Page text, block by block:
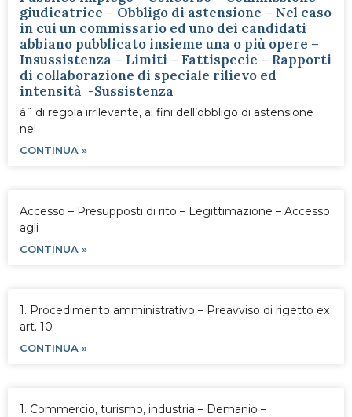
giudicatrice – Obbligo di astensione – Nel caso
in cui un commissario ed uno dei candidati
abbiano pubblicato insieme una o più opere –
Insussistenza – Limiti – Fattispecie – Rapporti
di collaborazione di speciale rilievo ed
intensità -Sussistenza
àˆ di regola irrilevante, ai fini dell’obbligo di astensione
nei
CONTINUA »
Accesso – Presupposti di rito – Legittimazione – Accesso
agli
CONTINUA »
1. Procedimento amministrativo – Preavviso di rigetto ex
art. 10
CONTINUA »
1. Commercio, turismo, industria – Demanio –